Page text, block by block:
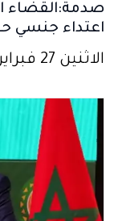
صدمة:القضاء
اعتداء
الاثنين 27 فبراير 2023